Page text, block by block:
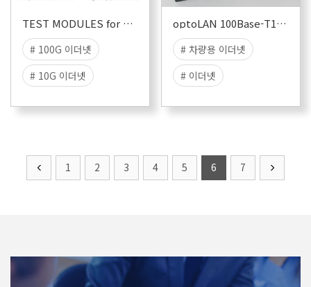
TEST MODULES for N4U,N12U
# 100G 이더넷
# 10G 이더넷
# 스위치 성능 시험
optoLAN 100Base-T1 88Q1010
# 차량용 이더넷
# 이더넷
# EMC
# EMC TEST
# EMI
1 2 3 4 5 6 7